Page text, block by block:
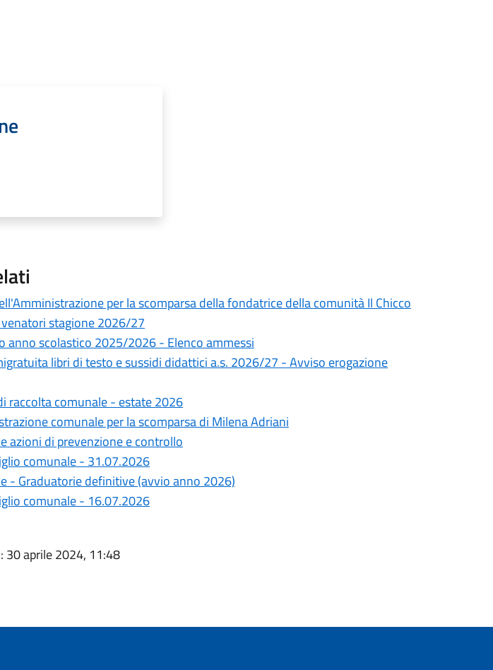
per la scomparsa della fondatrice della comunità Il Chicco
stagione 2026/27
anno scolastico 2025/2026 - Elenco ammessi
libri di testo e sussidi didattici a.s. 2026/27 - Avviso erogazione
raccolta comunale - estate 2026
comunale per la scomparsa di Milena Adriani
azioni di prevenzione e controllo
comunale - 31.07.2026
- Graduatorie definitive (avvio anno 2026)
comunale - 16.07.2026
: 30 aprile 2024, 11:48